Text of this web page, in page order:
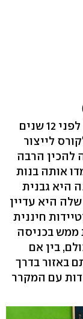
הסיפור של נקודת המכירה הזו התחיל לפני 12 שנים
לייצור
להכין הרבה
אותה בנות
היא גבנית
היא עדיין
חיננית
ממש בכניסה
בין אם
באזור בדרך
עם המקרר